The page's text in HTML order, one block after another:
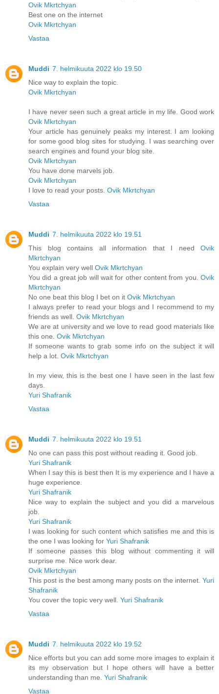
Ovik Mkrtchyan
Best one on the internet
Ovik Mkrtchyan
Vastaa
Muddi 7. helmikuuta 2022 klo 19.50
Nice way to explain the topic.
Ovik Mkrtchyan
I have never seen such a great article in my life. Good work
Ovik Mkrtchyan
Your article has genuinely peaks my interest. I am looking
for some good blog sites for studying. I was searching over
search engines and found your blog site.
Ovik Mkrtchyan
You have done marvels job.
Ovik Mkrtchyan
I love to read your posts. Ovik Mkrtchyan
Vastaa
Muddi 7. helmikuuta 2022 klo 19.51
This blog contains all information that I need Ovik
Mkrtchyan
You explain very well Ovik Mkrtchyan
You did a great job will wait for other content from you. Ovik
Mkrtchyan
No one beat this blog I bet on it Ovik Mkrtchyan
I always prefer to read your blogs and I recommend to my
friends as well. Ovik Mkrtchyan
We are at university and we love to read good materials like
this one. Ovik Mkrtchyan
If someone wants to grab some info on the subject it will
help a lot. Ovik Mkrtchyan
In my view, this is the best one I have seen in the last few
days.
Yuri Shafranik
Vastaa
Muddi 7. helmikuuta 2022 klo 19.51
No one can pass this post without reading it. Good job.
Yuri Shafranik
When I say this is best then It is my experience and I have a
huge experience.
Yuri Shafranik
Nice way to explain the subject and you did a marvelous
job.
Yuri Shafranik
I was looking for such content which satisfies me and this is
the one I was looking for Yuri Shafranik
If someone passes this blog without commenting it will
surprise me. Nice work dear.
Ovik Mkrtchyan
This post is the best among many posts on the internet. Yuri
Shafranik
You cover the topic very well. Yuri Shafranik
Vastaa
Muddi 7. helmikuuta 2022 klo 19.52
Nice efforts but you can add some more images to explain it
its my observation but I hope others will have a better
understanding than me. Yuri Shafranik
Vastaa